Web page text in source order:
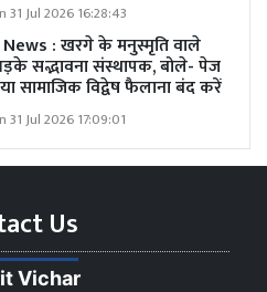
31 Jul 2026 16:28:43
: खरगे के मनुस्मृति वाले
सद्भावना संस्थापक, बोले- पेज
सामाजिक विद्वेष फैलाना बंद करें
31 Jul 2026 17:09:01
Us
Vichar